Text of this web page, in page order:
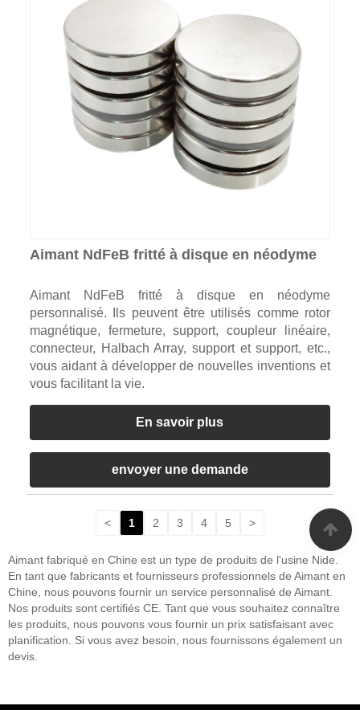
Aimant NdFeB fritté à disque en néodyme
Aimant NdFeB fritté à disque en néodyme
personnalisé. Ils peuvent être utilisés comme rotor
magnétique, fermeture, support, coupleur linéaire,
connecteur, Halbach Array, support et support, etc.,
vous aidant à développer de nouvelles inventions et
vous facilitant la vie.
En savoir plus
envoyer une demande
< 1 2 3 4 5 >
Aimant fabriqué en Chine est un type de produits de l'usine Nide.
En tant que fabricants et fournisseurs professionnels de Aimant en
Chine, nous pouvons fournir un service personnalisé de Aimant.
Nos produits sont certifiés CE. Tant que vous souhaitez connaître
les produits, nous pouvons vous fournir un prix satisfaisant avec
planification. Si vous avez besoin, nous fournissons également un
devis.